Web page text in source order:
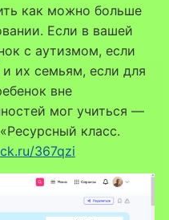
как можно больше
Если в вашей
с аутизмом, если
их семьям, если для
вне
мог учиться —
класс.
367qzi